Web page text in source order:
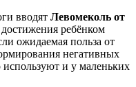
вводят Левомеколь от
достижения ребёнком
ожидаемая польза от
негативных
и у маленьких